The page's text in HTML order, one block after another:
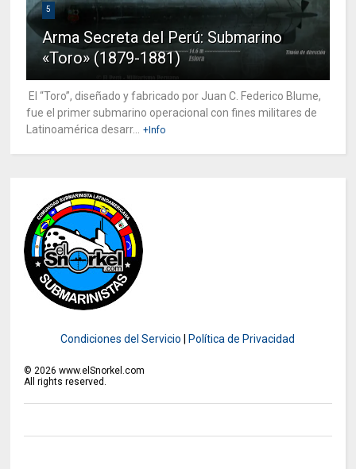
5
Arma Secreta del Perú: Submarino
«Toro» (1879-1881)
El “Toro”, diseñado y fabricado por Juan C. Federico Blume,
fue el primer submarino operacional con fines militares de
Latinoamérica desarr...
+Info
Condiciones del Servicio Política de Privacidad
© 2026 www.elSnorkel.com
All rights reserved.